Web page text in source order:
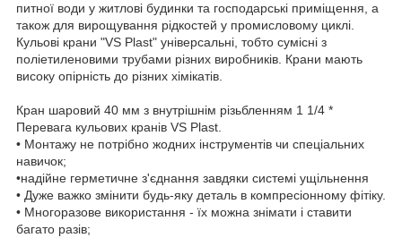
питної води у житлові будинки та господарські приміщення, а
також для вирощування рідкостей у промисловому циклі.
Кульові крани "VS Plast" універсальні, тобто сумісні з
поліетиленовими трубами різних виробників. Крани мають
високу опірність до різних хімікатів.
Кран шаровий 40 мм з внутрішнім різьбленням 1 1/4 *
Перевага кульових кранів VS Plast.
• Монтажу не потрібно жодних інструментів чи спеціальних
навичок;
•надійне герметичне з'єднання завдяки системі ущільнення
• Дуже важко змінити будь-яку деталь в компресіонному фітіку.
• Многоразове використання - їх можна знімати і ставити
багато разів;